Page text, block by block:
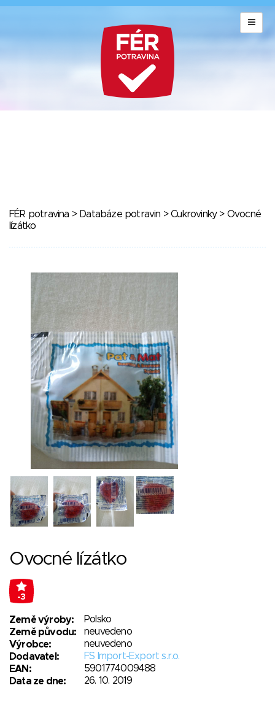
FÉR potravina > Databáze potravin >Cukrovinky> Ovocné
lízátko
Ovocné lízátko
-3
Země výroby:
Polsko
Země původu:
neuvedeno
Výrobce:
neuvedeno
Dodavatel:
FS Import-Export s.r.o.
EAN:
5901774009488
Data ze dne:
26. 10. 2019